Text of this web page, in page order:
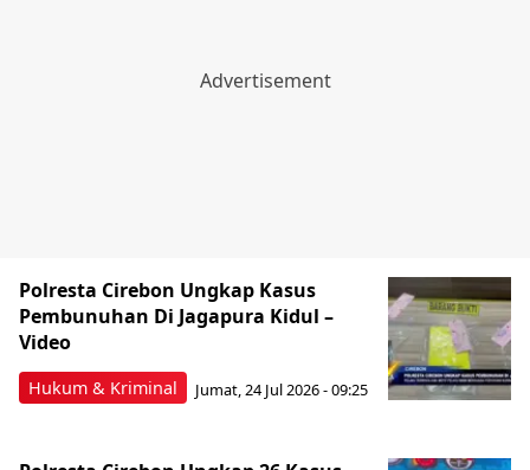
Hukum & Kriminal
Polresta Cirebon Ungkap Kasus
Pembunuhan Di Jagapura Kidul –
Video
Jumat, 24 Jul 2026 - 09:25